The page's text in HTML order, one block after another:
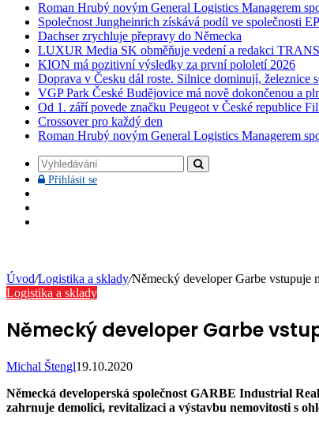
Roman Hrubý novým General Logistics Managerem
Společnost Jungheinrich získává podíl ve společnosti
Dachser zrychluje přepravy do Německa
LUXUR Media SK obměňuje vedení a redakci
KION má pozitivní výsledky za první pololetí 2026
Doprava v Česku dál roste. Silnice dominují, železnice
VGP Park České Budějovice má nově dokončenou a
Od 1. září povede značku Peugeot v České republice
Crossover pro každý den
Roman Hrubý novým General Logistics Managerem
Vyhledávání
Přihlásit sePřihlásit
Úvod/Logistika a sklady/Německý developer Garbe vstupuje
Logistika a sklady
Německý developer Garbe
Michal Štengl19.10.2020
Německá developerská společnost GARBE Industrial
zahrnuje demolici, revitalizaci a výstavbu nemovitosti s